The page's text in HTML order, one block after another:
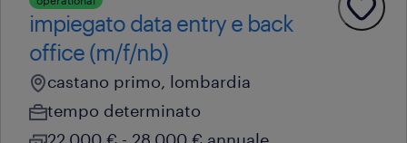
impiegato data entry e back
office (m/f/nb)
castano primo, lombardia
tempo determinato